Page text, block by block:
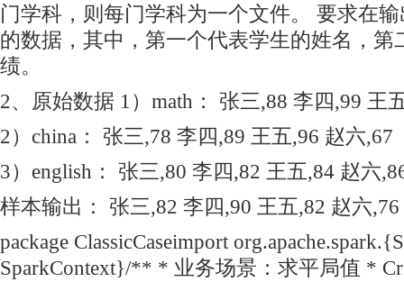
门学科，则每门学科为一个文件。 要求在
的数据，其中，第一个代表学生的姓名，第
绩。
2、原始数据 1）math： 张三,88 李四,99 王
2）china： 张三,78 李四,89 王五,96 赵六,67
3）english： 张三,80 李四,82 王五,84 赵六
样本输出： 张三,82 李四,90 王五,82 赵六,76
package ClassicCaseimport
SparkContext}/** * 业务场景：求平局值 *